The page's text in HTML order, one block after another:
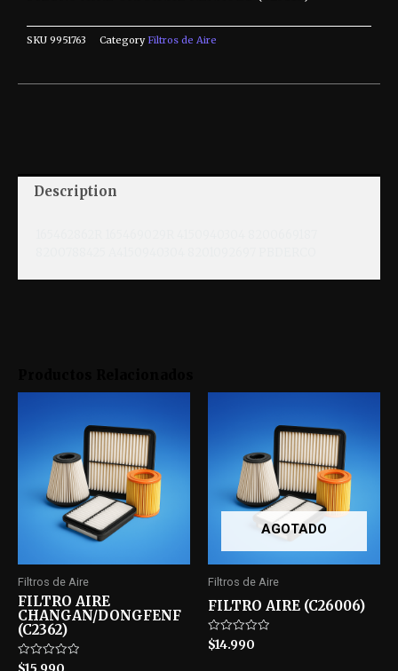
Filtros de Aire
FILTRO AIRE
CHANGAN/DONGFENF
(C2362)
Rated
AGOTADO
Filtros de Aire
FILTRO AIRE (C26006)
Rated
0
$14.990
SKU 9951763 Category Filtros de Aire
Description